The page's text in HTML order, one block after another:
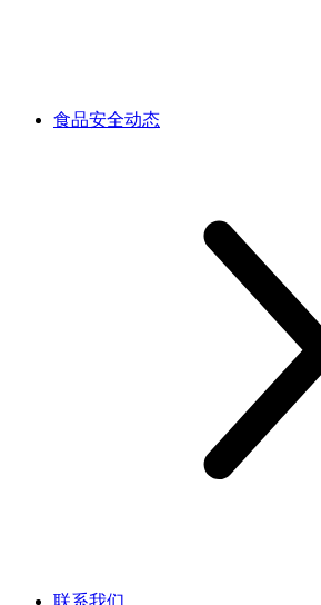
食品安全动态